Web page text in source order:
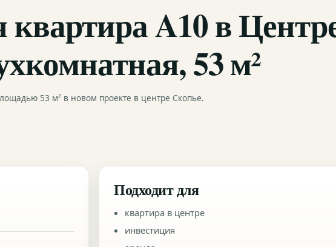
A10 в
53 м²
53 м² в новом проекте в центре Скопье.
Подходит для
квартира в центре
инвестиция